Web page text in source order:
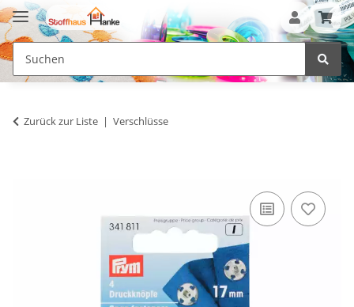
Zurück zur Liste Verschlüsse